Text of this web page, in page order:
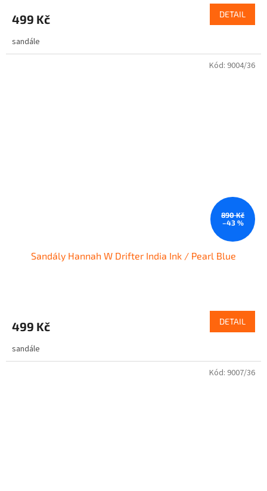
499 Kč DETAIL
sandále
890 Kč
–43 %
Sandály Hannah W Drifter India Ink / Pearl Blue
499 Kč DETAIL
sandále
Kód: 9004/36
Kód: 9007/36